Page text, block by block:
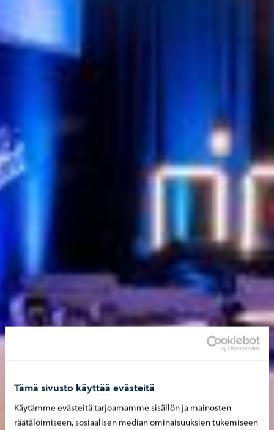
Tämä sivusto käyttää evästeitä
Käytämme evästeitä tarjoamamme sisällön ja mainosten
räätälöimiseen, sosiaalisen median ominaisuuksien tukemiseen